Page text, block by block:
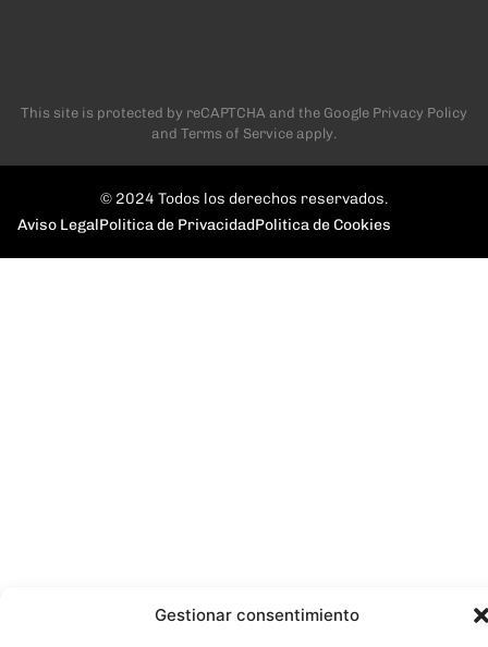
Gestionar consentimiento
This site is protected by reCAPTCHA and the Google Privacy Policy
and Terms of Service apply.
© 2024 Todos los derechos reservados.
Aviso LegalPolitica de PrivacidadPolitica de Cookies